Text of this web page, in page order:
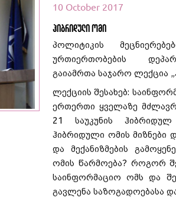
10 October 2017
ჰიბრიდული ომი
პოლიტიკის
ურთიერთობების
გაიამრთა საჯარო ლექცია
ლექციის შესახებ:
ერთერთი ყველაზე
21 საუკუნის
ჰიბრიდული ომის მიზნები
და მექანიზმების
ომის წარმოება? როგორ
საინფორმაციო ომს და
გავლენა საზოგადოებასა და